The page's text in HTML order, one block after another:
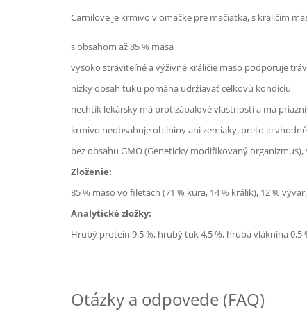
Carnilove je krmivo v omáčke pre mačiatka, s králičím
s obsahom až 85 % mäsa
vysoko stráviteľné a výživné králičie mäso podporuje
nízky obsah tuku pomáha udržiavať celkovú kondíciu
nechtík lekársky má protizápalové vlastnosti a má
krmivo neobsahuje obilniny ani zemiaky, preto je
bez obsahu GMO (Geneticky modifikovaný
Zloženie:
85 % mäso vo filetách (71 % kura, 14 % králik), 12 %
Analytické zložky:
Hrubý proteín 9,5 %, hrubý tuk 4,5 %, hrubá vláknina 0,5
Otázky a odpovede (FAQ)